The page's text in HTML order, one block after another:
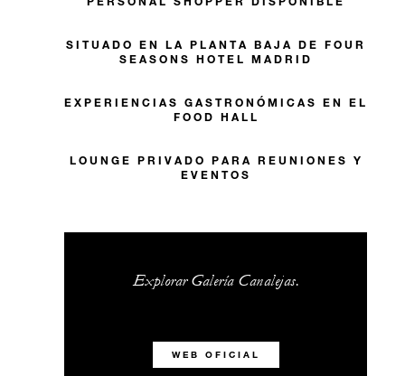
SITUADO EN LA PLANTA BAJA DE FOUR
SEASONS HOTEL MADRID
EXPERIENCIAS GASTRONÓMICAS EN EL
FOOD HALL
LOUNGE PRIVADO PARA REUNIONES Y
EVENTOS
Explorar Galería Canalejas.
WEB OFICIAL